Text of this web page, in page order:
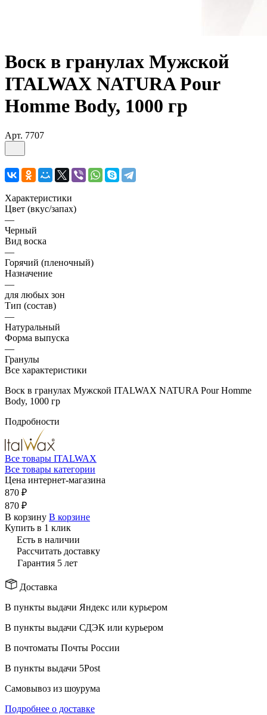
Воск в гранулах Мужской
ITALWAX NATURA Pour
Homme Body, 1000 гр
Арт. 7707
Характеристики
Цвет (вкус/запах)
—
Черный
Вид воска
—
Горячий (пленочный)
Назначение
—
для любых зон
Тип (состав)
—
Натуральный
Форма выпуска
—
Гранулы
Все характеристики
Воск в гранулах Мужской ITALWAX NATURA Pour Homme
Body, 1000 гр
Подробности
Все товары ITALWAX
Все товары категории
Цена интернет-магазина
870 ₽
870 ₽
В корзину В корзине
Купить в 1 клик
Есть в наличии
Рассчитать доставку
Гарантия 5 лет
Доставка
В пункты выдачи Яндекс или курьером
В пункты выдачи СДЭК или курьером
В почтоматы Почты России
В пункты выдачи 5Post
Самовывоз из шоурума
Подробнее о доставке